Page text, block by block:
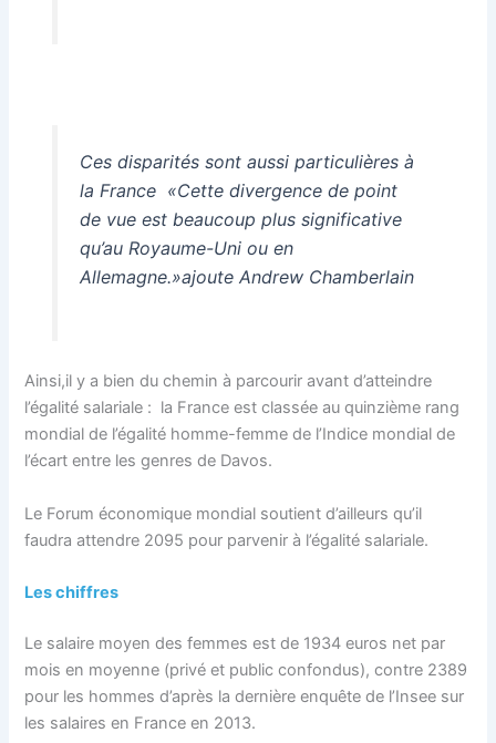
Ces disparités sont aussi particulières à
la France «Cette divergence de point
de vue est beaucoup plus significative
qu’au Royaume-Uni ou en
Allemagne.»ajoute Andrew Chamberlain
Ainsi,il y a bien du chemin à parcourir avant d’atteindre
l’égalité salariale : la France est classée au quinzième rang
mondial de l’égalité homme-femme de l’Indice mondial de
l’écart entre les genres de Davos.
Le Forum économique mondial soutient d’ailleurs qu’il
faudra attendre 2095 pour parvenir à l’égalité salariale.
Les chiffres
Le salaire moyen des femmes est de 1934 euros net par
mois en moyenne (privé et public confondus), contre 2389
pour les hommes d’après la dernière enquête de l’Insee sur
les salaires en France en 2013.